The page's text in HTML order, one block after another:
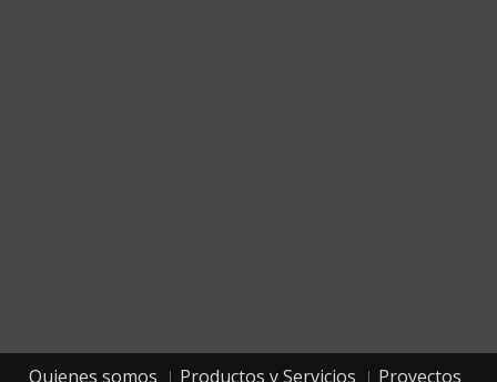
Quienes somos Productos y Servicios Proyectos